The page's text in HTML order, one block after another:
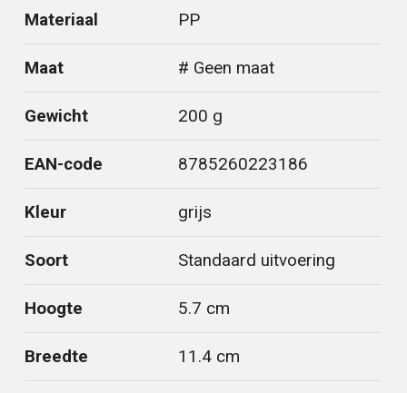
Materiaal PP
Maat # Geen maat
Gewicht 200 g
EAN-code 8785260223186
Kleur grijs
Soort Standaard uitvoering
Hoogte 5.7 cm
Breedte 11.4 cm